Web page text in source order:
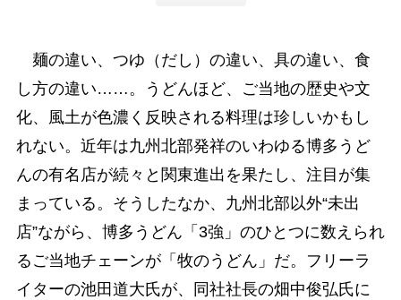
麺の違い、つゆ（だし）の違い、具の違い、食
し方の違い……。うどんほど、ご当地の歴史や文
化、風土が色濃く反映される料理は珍しいかもし
れない。近年は九州北部発祥のいわゆる博多うど
んの有名店が続々と関東進出を果たし、注目が集
まっている。そうしたなか、九州北部以外“未出
店”ながら、博多うどん「3強」のひとつに数えられ
るご当地チェーンが「牧のうどん」だ。フリーラ
イターの池田道大氏が、同社社長の畑中俊弘氏に